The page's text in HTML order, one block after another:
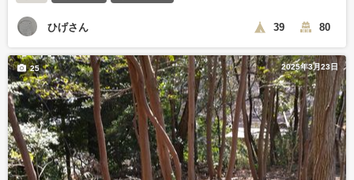
ひげさん 39 80
2025年3月23日
25